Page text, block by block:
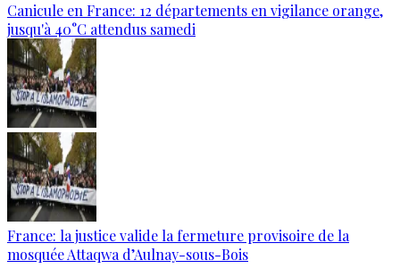
Canicule en France: 12 départements en vigilance orange,
jusqu'à 40°C attendus samedi
France: la justice valide la fermeture provisoire de la
mosquée Attaqwa d’Aulnay-sous-Bois